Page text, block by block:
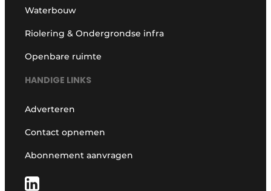
Waterbouw
Riolering & Ondergrondse infra
Openbare ruimte
HANDIGE LINKS
Adverteren
Contact opnemen
Abonnement aanvragen